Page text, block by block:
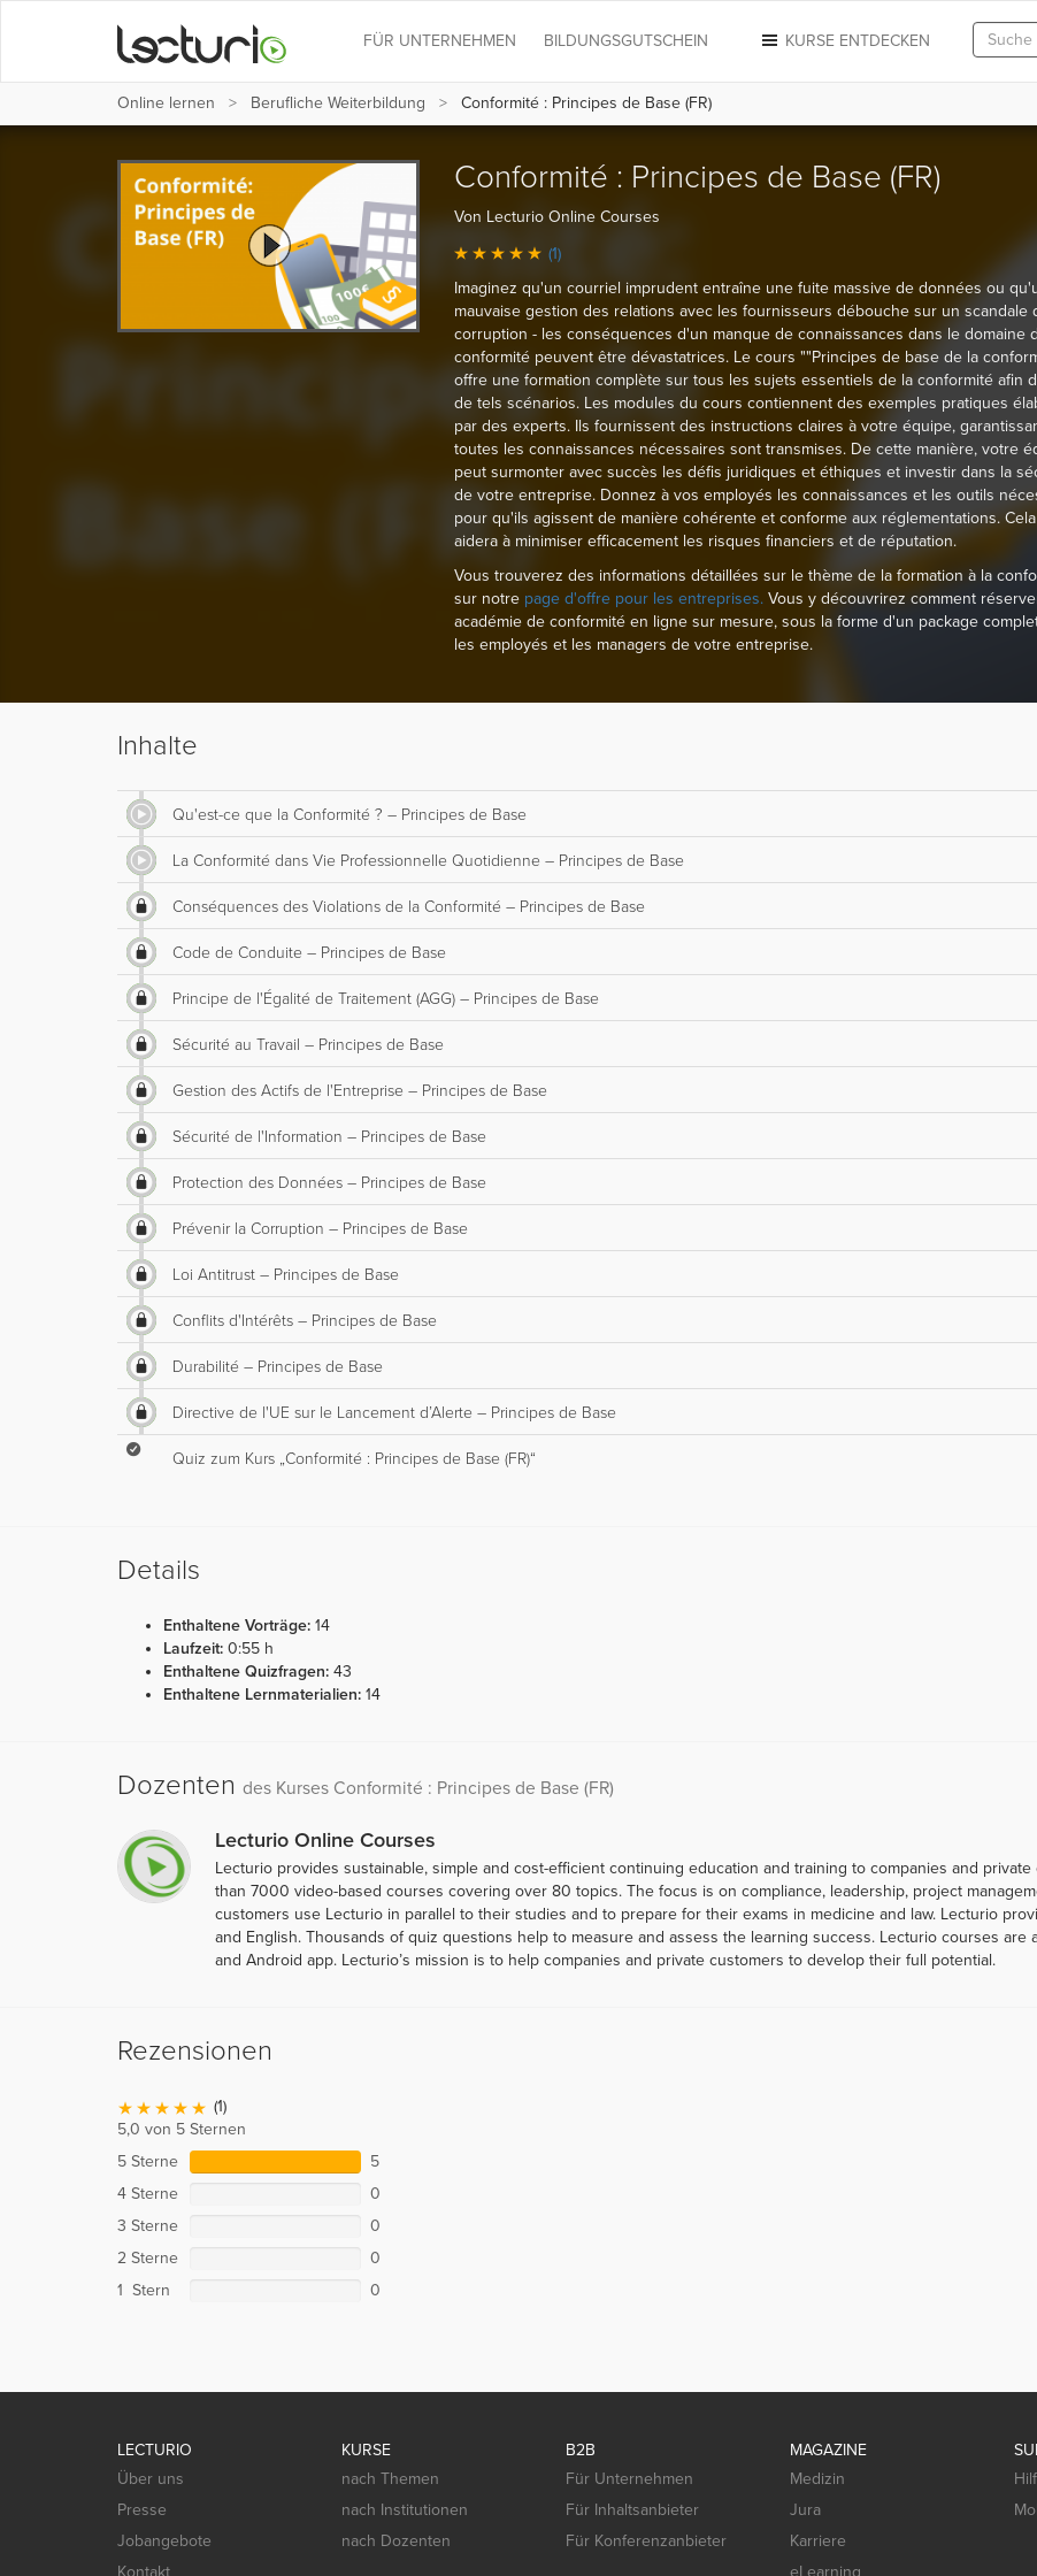
KURSE ENTDECKEN
FÜR UNTERNEHMEN BILDUNGSGUTSCHEIN
Online lernen Berufliche Weiterbildung Conformité : Principes de Base (FR)
Conformité : Principes de Base (FR)
Von Lecturio Online Courses
(1)
Imaginez qu'un courriel imprudent entraîne une fuite massive de données ou
mauvaise gestion des relations avec les fournisseurs débouche sur un scandale
corruption - les conséquences d'un manque de connaissances dans le domaine
conformité peuvent être dévastatrices. Le cours ""Principes de base de la
offre une formation complète sur tous les sujets essentiels de la conformité afin
de tels scénarios. Les modules du cours contiennent des exemples pratiques
par des experts. Ils fournissent des instructions claires à votre équipe,
toutes les connaissances nécessaires sont transmises. De cette manière, votre
peut surmonter avec succès les défis juridiques et éthiques et investir dans la
de votre entreprise. Donnez à vos employés les connaissances et les outils
pour qu'ils agissent de manière cohérente et conforme aux réglementations.
aidera à minimiser efficacement les risques financiers et de réputation.
Vous trouverez des informations détaillées sur le thème de la formation à la
sur notre page d'offre pour les entreprises.Vous y découvrirez comment
académie de conformité en ligne sur mesure, sous la forme d'un package
les employés et les managers de votre entreprise.
Inhalte
Qu'est-ce que la Conformité ? – Principes de Base
La Conformité dans Vie Professionnelle Quotidienne – Principes de Base
Conséquences des Violations de la Conformité – Principes de Base
Code de Conduite – Principes de Base
Principe de l'Égalité de Traitement (AGG) – Principes de Base
Sécurité au Travail – Principes de Base
Gestion des Actifs de l'Entreprise – Principes de Base
Sécurité de l'Information – Principes de Base
Protection des Données – Principes de Base
Prévenir la Corruption – Principes de Base
Loi Antitrust – Principes de Base
Conflits d'Intérêts – Principes de Base
Durabilité – Principes de Base
Directive de l'UE sur le Lancement d’Alerte – Principes de Base
Quiz zum Kurs „Conformité : Principes de Base (FR)“
Details
Enthaltene Vorträge: 14
Laufzeit: 0:55 h
Enthaltene Quizfragen: 43
Enthaltene Lernmaterialien: 14
Dozenten des Kurses Conformité : Principes de Base (FR)
Lecturio Online Courses
Lecturio provides sustainable, simple and cost-efficient continuing education and training to companies and
than 7000 video-based courses covering over 80 topics. The focus is on compliance, leadership, project
customers use Lecturio in parallel to their studies and to prepare for their exams in medicine and law. Lecturio
and English. Thousands of quiz questions help to measure and assess the learning success. Lecturio courses
and Android app. Lecturio’s mission is to help companies and private customers to develop their full potential.
Rezensionen
(1)
5,0 von 5 Sternen
5 Sterne
5
4 Sterne
0
3 Sterne
0
2 Sterne
0
1 Stern
0
LECTURIO
Über uns
Presse
Jobangebote
Kontakt
KURSE
nach Themen
nach Institutionen
nach Dozenten
B2B
Für Unternehmen
Für Inhaltsanbieter
Für Konferenzanbieter
MAGAZINE
Medizin
Jura
Karriere
eLearning